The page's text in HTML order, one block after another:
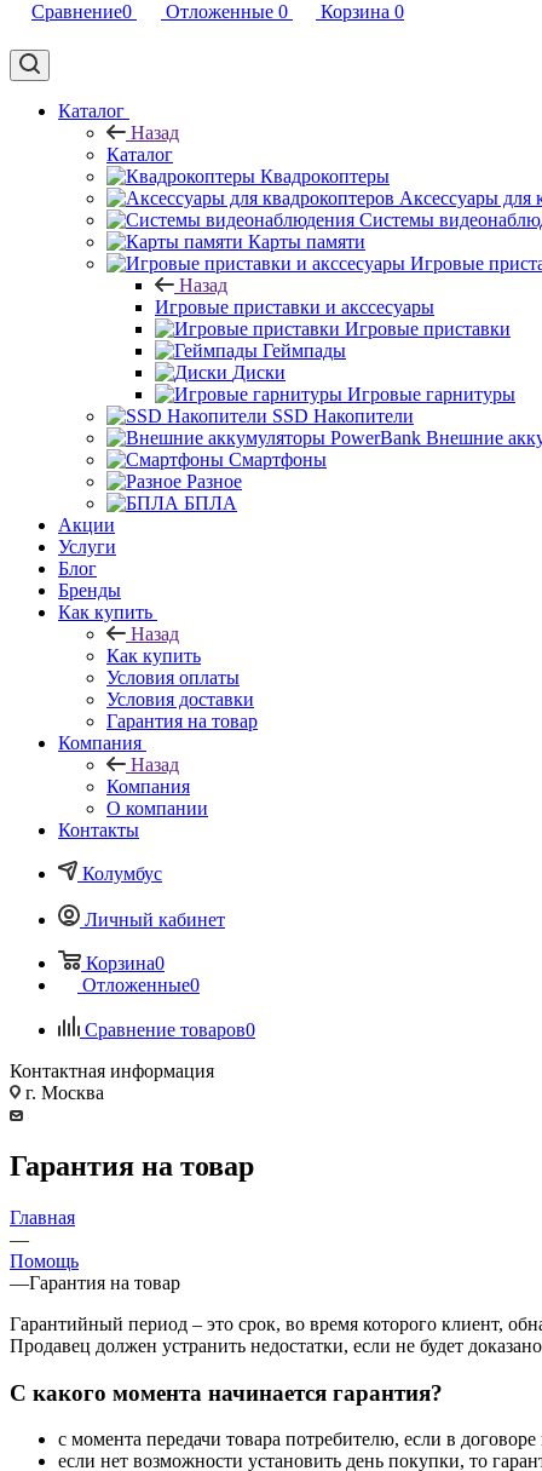
Сравнение0 Отложенные 0 Корзина 0
Каталог
Назад
Каталог
Квадрокоптеры
Аксессуары для
Системы
Карты памяти
Игровые
Назад
Игровые приставки и акссесуары
Игровые приставки
Геймпады
Диски
Игровые гарнитуры
SSD Накопители
Внешние
Смартфоны
Разное
БПЛА
Акции
Услуги
Блог
Бренды
Как купить
Назад
Как купить
Условия оплаты
Условия доставки
Гарантия на товар
Компания
Назад
Компания
О компании
Контакты
Колумбус
Личный кабинет
Корзина0
Отложенные0
Сравнение товаров0
Контактная информация
г. Москва
Гарантия на товар
Главная
—
Помощь
—Гарантия на товар
Гарантийный период – это срок, во время которого клиент,
Продавец должен устранить недостатки, если не будет
С какого момента начинается гарантия?
с момента передачи товара потребителю, если в
если нет возможности установить день покупки, то